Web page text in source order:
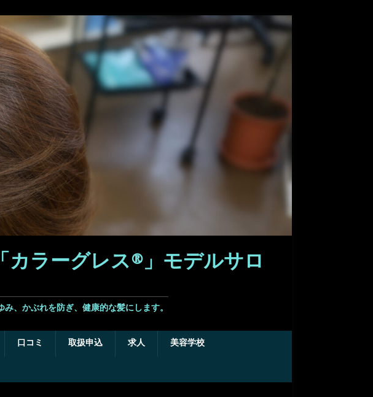
カラーグレス®」モデルサロ
かぶれを防ぎ、健康的な髪にします。
口コミ 取扱申込 求人
美容学校